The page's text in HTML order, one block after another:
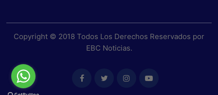
Copyright © 2018 Todos Los Derechos Reservados por
EBC Noticias.